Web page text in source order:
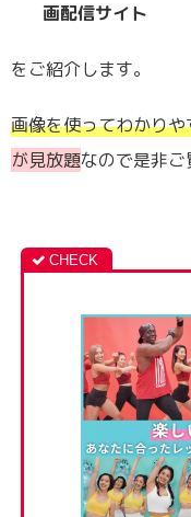
画配信サイト
をご紹介します。
画像を使ってわかりや
が見放題なので是非ご